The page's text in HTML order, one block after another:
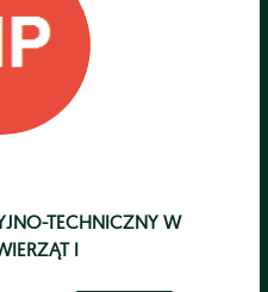
TECHNICZNY W
I